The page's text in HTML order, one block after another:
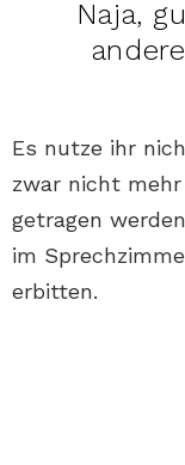
Naja,
Es nutze ihr
zwar nicht
getragen
im
erbitten.